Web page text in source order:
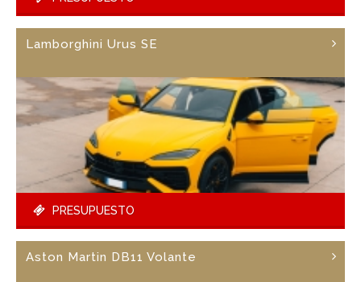
Lamborghini Urus SE
PRESUPUESTO
Aston Martin DB11 Volante